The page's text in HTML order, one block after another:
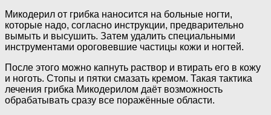
Микодерил от грибка наносится на больные ногти,
которые надо, согласно инструкции, предварительно
вымыть и высушить. Затем удалить специальными
инструментами ороговевшие частицы кожи и ногтей.
После этого можно капнуть раствор и втирать его в кожу
и ноготь. Стопы и пятки смазать кремом. Такая тактика
лечения грибка Микодерилом даёт возможность
обрабатывать сразу все поражённые области.